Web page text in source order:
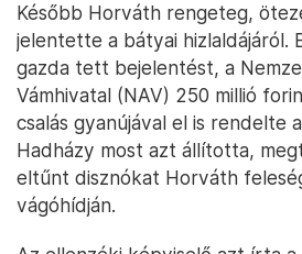
Később Horváth rengeteg,
jelentette a bátyai hizlaldájáról.
gazda tett bejelentést, a
Vámhivatal (NAV) 250 millió
csalás gyanújával el is rendelte
Hadházy most azt állította,
eltűnt disznókat Horváth
vágóhídján.